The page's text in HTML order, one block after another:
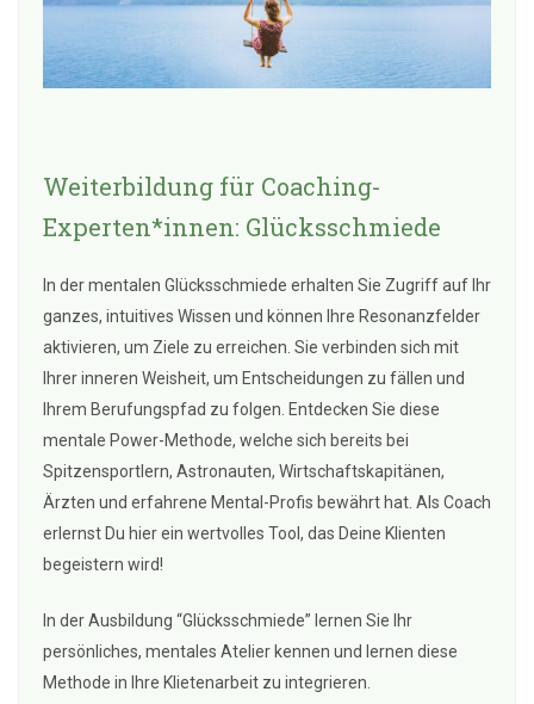
Weiterbildung für Coaching-
Experten*innen: Glücksschmiede
In der mentalen Glücksschmiede erhalten Sie Zugriff auf Ihr
ganzes, intuitives Wissen und können Ihre Resonanzfelder
aktivieren, um Ziele zu erreichen. Sie verbinden sich mit
Ihrer inneren Weisheit, um Entscheidungen zu fällen und
Ihrem Berufungspfad zu folgen. Entdecken Sie diese
mentale Power-Methode, welche sich bereits bei
Spitzensportlern, Astronauten, Wirtschaftskapitänen,
Ärzten und erfahrene Mental-Profis bewährt hat. Als Coach
erlernst Du hier ein wertvolles Tool, das Deine Klienten
begeistern wird!
In der Ausbildung “Glücksschmiede” lernen Sie Ihr
persönliches, mentales Atelier kennen und lernen diese
Methode in Ihre Klietenarbeit zu integrieren.